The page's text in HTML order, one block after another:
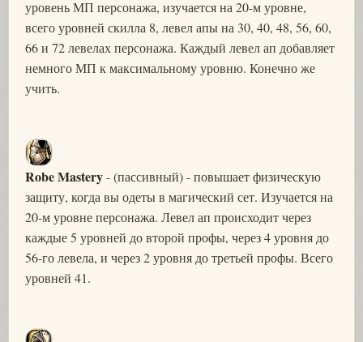
уровень МП персонажа, изучается на 20-м уровне,
всего уровней скилла 8, левел апы на 30, 40, 48, 56, 60,
66 и 72 левелах персонажа. Каждый левел ап добавляет
немного МП к максимальному уровню. Конечно же
учить.
Robe Mastery- (пассивный) - повышает физическую
защиту, когда вы одеты в магический сет. Изучается на
20-м уровне персонажа. Левел ап происходит через
каждые 5 уровней до второй профы, через 4 уровня до
56-го левела, и через 2 уровня до третьей профы. Всего
уровней 41.